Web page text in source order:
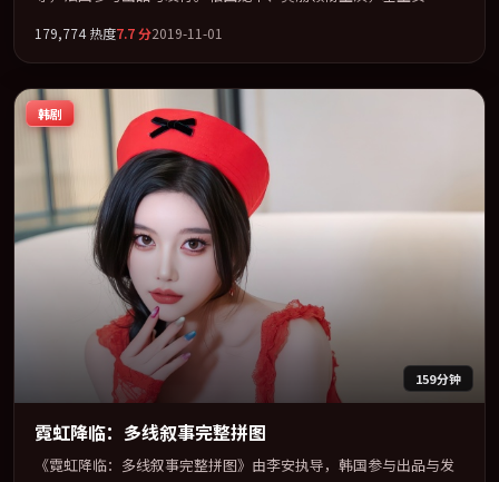
精准摆荡。全片以「科幻」类型为骨架，在叙事、表演与视听上力
求统一。定于 2019-08-25 在内地院线及主流平台同步亮相，2019
年度话题片中口碑稳健，适合喜欢强情节与人物弧光的观众完整观
看。
179,774热度7.7分2019-11-01
韩剧
159分钟
霓虹降临：多线叙事完整拼图
《霓虹降临：多线叙事完整拼图》由李安执导，韩国参与出品与发